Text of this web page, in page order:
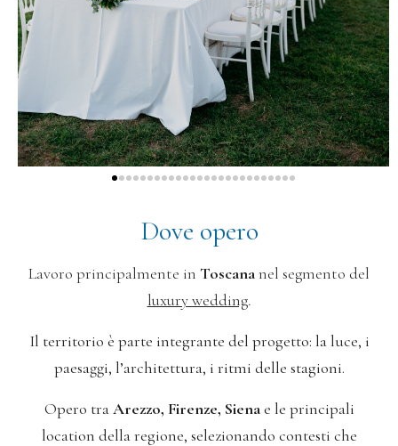
Dove opero
Lavoro principalmente in Toscananel segmento del
luxury wedding.
Il territorio è parte integrante del progetto: la luce, i
paesaggi, l’architettura, i ritmi delle stagioni.
Opero traArezzo, Firenze, Sienae le principali
location della regione, selezionando contesti che